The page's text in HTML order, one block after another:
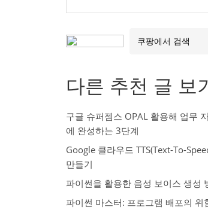
다른 추천 글 보기
구글 슈퍼젬스 OPAL 활용해 업무
에 완성하는 3단계
Google 클라우드 TTS(Text-To-
만들기
파이썬을 활용한 음성 보이스 생성
파이썬 마스터: 프로그램 배포의 위